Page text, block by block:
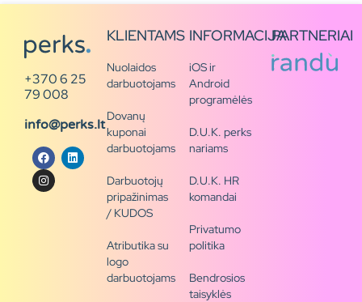
+370 6 25
79 008
info@perks.lt
KLIENTAMS
Nuolaidos
darbuotojams
Dovanų
kuponai
darbuotojams
Darbuotojų
pripažinimas
/ KUDOS
Atributika su
logo
darbuotojams
INFORMACIJA
iOS ir
Android
programėlės
D.U.K. perks
nariams
D.U.K. HR
komandai
Privatumo
politika
Bendrosios
taisyklės
PARTNERIAI